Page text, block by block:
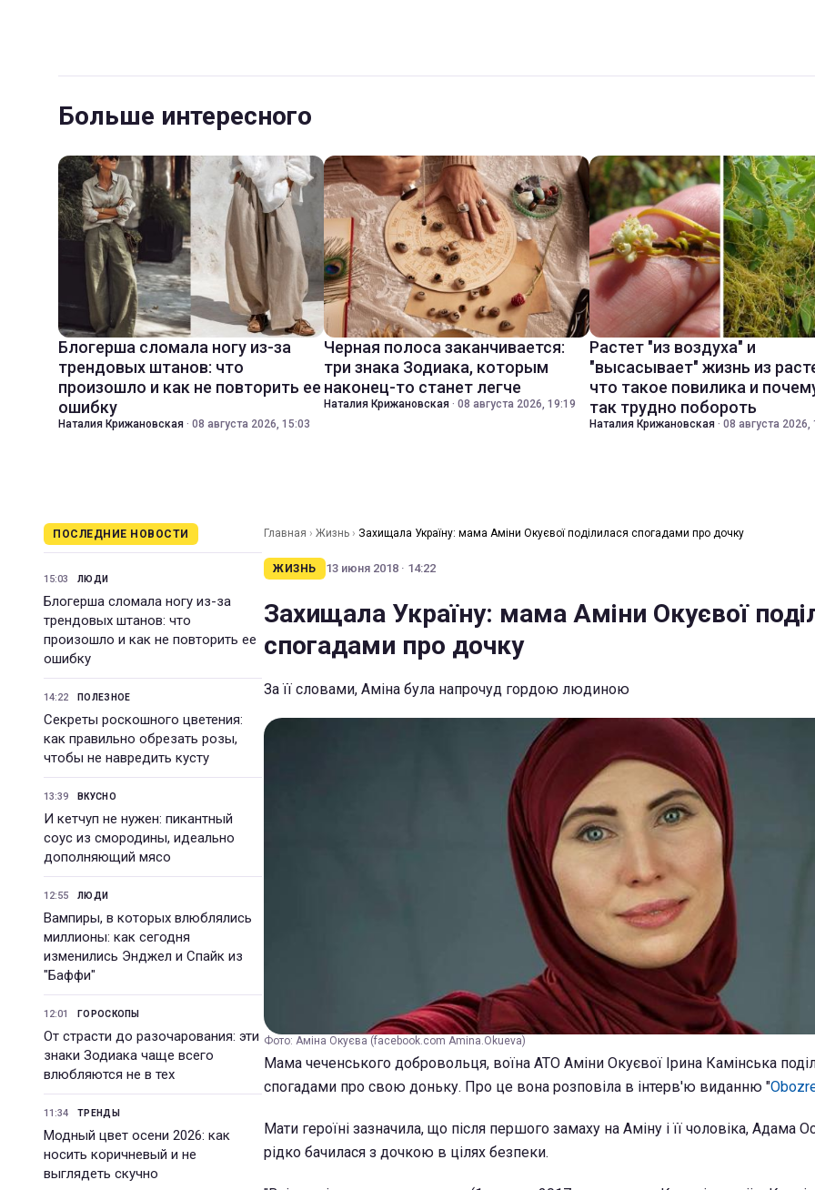
Больше интересного
Блогерша сломала ногу из-за
трендовых штанов: что
произошло и как не повторить ее
ошибку
Наталия Крижановская · 08 августа 2026, 15:03
Черная полоса заканчивается:
три знака Зодиака, которым
наконец-то станет легче
Наталия Крижановская · 08 августа 2026, 19:19
Растет "из воздуха" и
"высасывает" жизнь из
что такое повилика и
так трудно побороть
Наталия Крижановская · 08 августа 2026,
ПОСЛЕДНИЕ НОВОСТИ
15:03 ЛЮДИ
Блогерша сломала ногу из-за
трендовых штанов: что
произошло и как не повторить ее
ошибку
14:22 ПОЛЕЗНОЕ
Секреты роскошного цветения:
как правильно обрезать розы,
чтобы не навредить кусту
13:39 ВКУСНО
И кетчуп не нужен: пикантный
соус из смородины, идеально
дополняющий мясо
12:55 ЛЮДИ
Вампиры, в которых влюблялись
миллионы: как сегодня
изменились Энджел и Спайк из
"Баффи"
12:01 ГОРОСКОПЫ
От страсти до разочарования: эти
знаки Зодиака чаще всего
влюбляются не в тех
11:34 ТРЕНДЫ
Модный цвет осени 2026: как
носить коричневый и не
выглядеть скучно
Главная › Жизнь › Захищала Україну: мама Аміни Окуєвої поділилася спогадами про дочку
ЖИЗНЬ 13 июня 2018 · 14:22
Захищала Україну: мама Аміни Окуєвої
спогадами про дочку
За її словами, Аміна була напрочуд гордою людиною
Фото: Аміна Окуєва (facebook.com Amina.Okueva)
Мама чеченського добровольця, воїна АТО Аміни Окуєвої Ірина Камінська
спогадами про свою доньку. Про це вона розповіла в інтерв'ю виданню "
Мати героїні зазначила, що після першого замаху на Аміну і її чоловіка, Адама
рідко бачилася з дочкою в цілях безпеки.